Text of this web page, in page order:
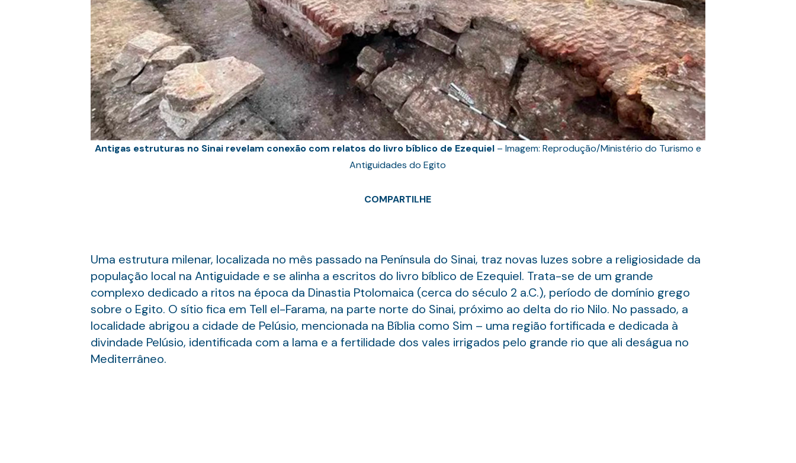
Antigas estruturas no Sinai revelam conexão com relatos do livro bíblico de Ezequiel– Imagem: Reprodução/Ministério do Turismo e
Antiguidades do Egito
COMPARTILHE
Uma estrutura milenar, localizada no mês passado na Península do Sinai, traz novas luzes sobre a religiosidade da
população local na Antiguidade e se alinha a escritos do livro bíblico de Ezequiel. Trata-se de um grande
complexo dedicado a ritos na época da Dinastia Ptolomaica (cerca do século 2 a.C.), período de domínio grego
sobre o Egito. O sítio fica em Tell el-Farama, na parte norte do Sinai, próximo ao delta do rio Nilo. No passado, a
localidade abrigou a cidade de Pelúsio, mencionada na Bíblia como Sim – uma região fortificada e dedicada à
divindade Pelúsio, identificada com a lama e a fertilidade dos vales irrigados pelo grande rio que ali deságua no
Mediterrâneo.